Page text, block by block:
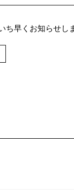
ち早くお知らせし